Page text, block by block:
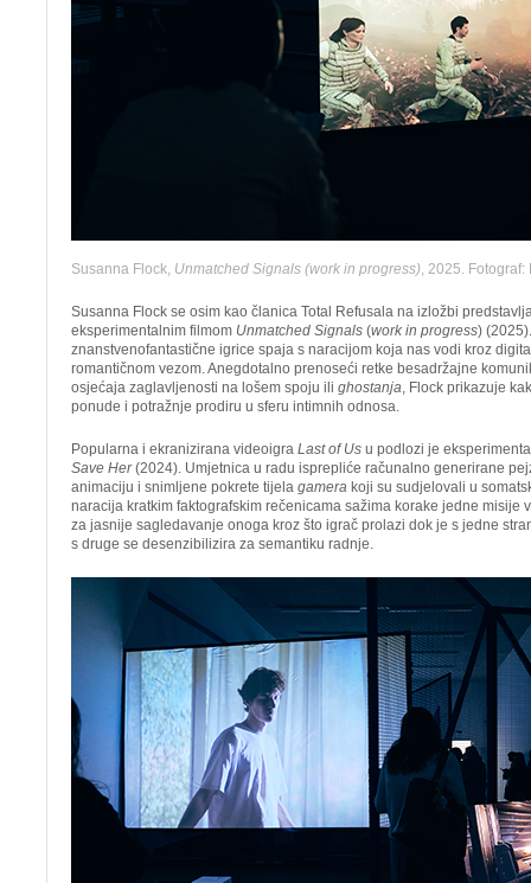
Susanna Flock, Unmatched Signals (work in progress), 2025. Fotograf:
Susanna Flock se osim kao članica Total Refusala na izložbi
eksperimentalnim filmom Unmatched Signals (work in progress)
znanstvenofantastične igrice spaja s naracijom koja nas vodi kroz
romantičnom vezom. Anegdotalno prenoseći retke besadržajne
osjećaja zaglavljenosti na lošem spoju ili ghostanja, Flock prikazuje
ponude i potražnje prodiru u sferu intimnih odnosa.
Popularna i ekranizirana videoigra Last of Us u podlozi je
Save Her(2024). Umjetnica u radu isprepliće računalno generirane
animaciju i snimljene pokrete tijela gamera koji su sudjelovali u
naracija kratkim faktografskim rečenicama sažima korake jedne misije
za jasnije sagledavanje onoga kroz što igrač prolazi dok je s jedne
s druge se desenzibilizira za semantiku radnje.